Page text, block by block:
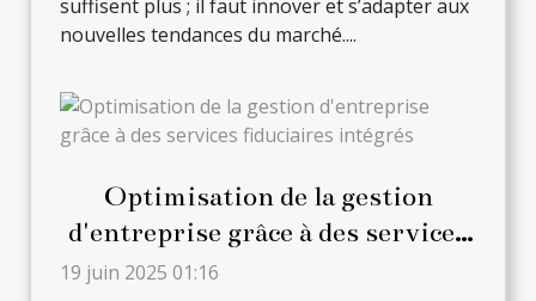
suffisent plus ; il faut innover et s’adapter aux
nouvelles tendances du marché....
Optimisation de la gestion
d'entreprise grâce à des services
fiduciaires intégrés
19 juin 2025 01:16